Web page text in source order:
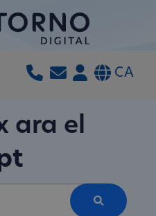
CA
ara el